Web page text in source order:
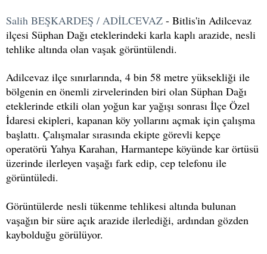
Salih BEŞKARDEŞ / ADİLCEVAZ - Bitlis'in Adilcevaz
ilçesi Süphan Dağı eteklerindeki karla kaplı arazide, nesli
tehlike altında olan vaşak görüntülendi.
Adilcevaz ilçe sınırlarında, 4 bin 58 metre yüksekliği ile
bölgenin en önemli zirvelerinden biri olan Süphan Dağı
eteklerinde etkili olan yoğun kar yağışı sonrası İlçe Özel
İdaresi ekipleri, kapanan köy yollarını açmak için çalışma
başlattı. Çalışmalar sırasında ekipte görevli kepçe
operatörü Yahya Karahan, Harmantepe köyünde kar örtüsü
üzerinde ilerleyen vaşağı fark edip, cep telefonu ile
görüntüledi.
Görüntülerde nesli tükenme tehlikesi altında bulunan
vaşağın bir süre açık arazide ilerlediği, ardından gözden
kaybolduğu görülüyor.